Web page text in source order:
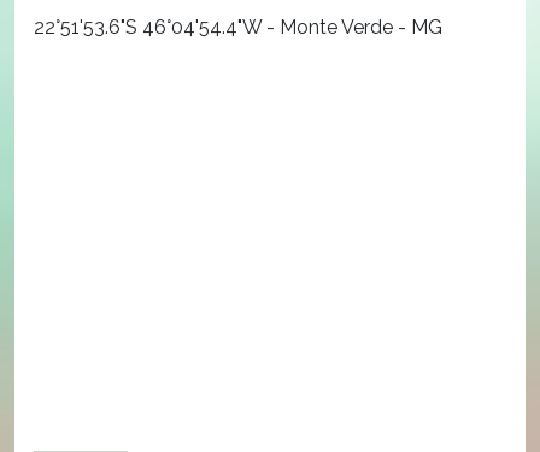
22°51'53.6"S 46°04'54.4"W - Monte Verde - MG